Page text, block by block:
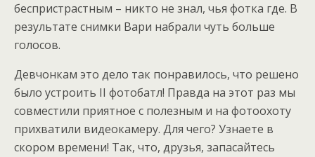
беспристрастным – никто не знал, чья фотка где. В
результате снимки Вари набрали чуть больше
голосов.
Девчонкам это дело так понравилось, что решено
было устроить II фотобатл! Правда на этот раз мы
совместили приятное с полезным и на фотоохоту
прихватили видеокамеру. Для чего? Узнаете в
скором времени! Так, что, друзья, запасайтесь